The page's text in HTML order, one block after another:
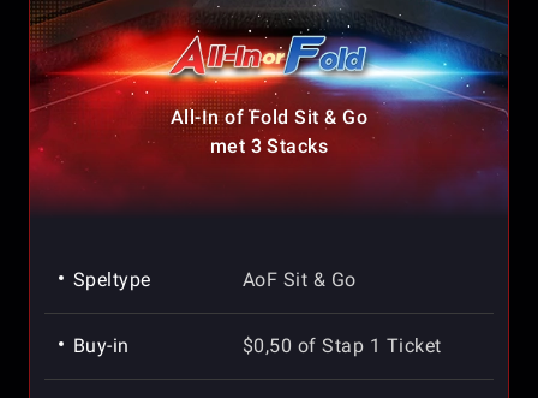
All-In of Fold Sit & Go
met 3 Stacks
Speltype AoF Sit & Go
Buy-in $0,50 of Stap 1 Ticket